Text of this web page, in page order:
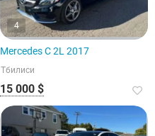
4
Mercedes C 2L 2017
Тбилиси
15 000 $